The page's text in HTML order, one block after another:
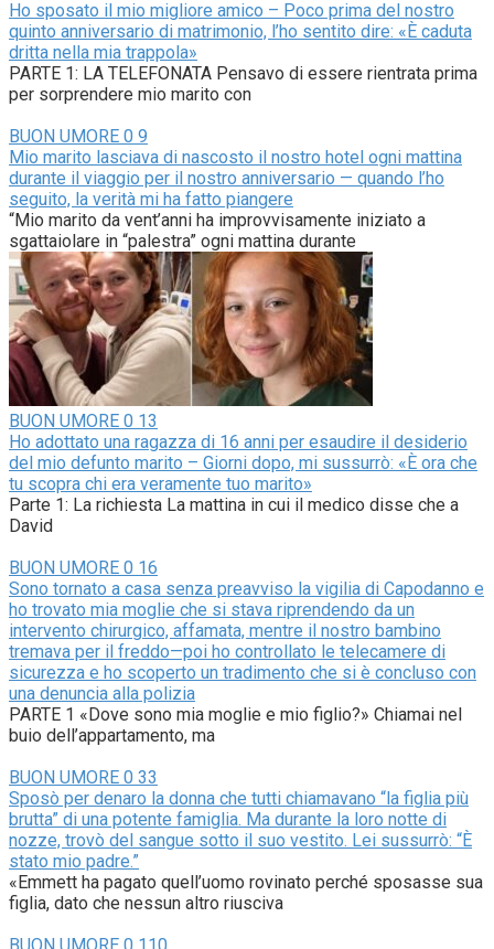
Ho sposato il mio migliore amico – Poco prima del nostro
quinto anniversario di matrimonio, l’ho sentito dire: «È caduta
dritta nella mia trappola»
PARTE 1: LA TELEFONATA Pensavo di essere rientrata prima
per sorprendere mio marito con
BUON UMORE 0 9
Mio marito lasciava di nascosto il nostro hotel ogni mattina
durante il viaggio per il nostro anniversario — quando l’ho
seguito, la verità mi ha fatto piangere
“Mio marito da vent’anni ha improvvisamente iniziato a
sgattaiolare in “palestra” ogni mattina durante
BUON UMORE 0 13
Ho adottato una ragazza di 16 anni per esaudire il desiderio
del mio defunto marito – Giorni dopo, mi sussurrò: «È ora che
tu scopra chi era veramente tuo marito»
Parte 1: La richiesta La mattina in cui il medico disse che a
David
BUON UMORE 0 16
Sono tornato a casa senza preavviso la vigilia di Capodanno e
ho trovato mia moglie che si stava riprendendo da un
intervento chirurgico, affamata, mentre il nostro bambino
tremava per il freddo—poi ho controllato le telecamere di
sicurezza e ho scoperto un tradimento che si è concluso con
una denuncia alla polizia
PARTE 1 «Dove sono mia moglie e mio figlio?» Chiamai nel
buio dell’appartamento, ma
BUON UMORE 0 33
Sposò per denaro la donna che tutti chiamavano “la figlia più
brutta” di una potente famiglia. Ma durante la loro notte di
nozze, trovò del sangue sotto il suo vestito. Lei sussurrò: “È
stato mio padre.”
«Emmett ha pagato quell’uomo rovinato perché sposasse sua
figlia, dato che nessun altro riusciva